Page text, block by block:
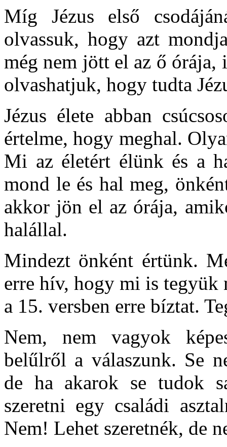
Míg Jézus első
olvassuk, hogy azt
még nem jött el az ő órája,
olvashatjuk, hogy tudta
Jézus élete abban
értelme, hogy meghal.
Mi az életért élünk és a
mond le és hal meg,
akkor jön el az órája,
halállal.
Mindezt önként értünk.
erre hív, hogy mi is tegyük
a 15. versben erre bíztat.
Nem, nem vagyok
belűlről a válaszunk. Se
de ha akarok se tudok
szeretni egy családi
Nem! Lehet szeretnék, de